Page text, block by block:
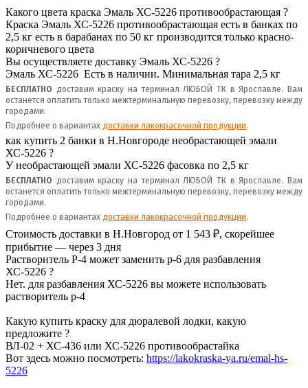
Какого цвета краска Эмаль ХС-5226 противообрастающая ?
Краска Эмаль ХС-5226 противообрастающая есть в банках по
2,5 кг есть в барабанах по 50 кг производится только красно-
коричневого цвета
Вы осуществляете доставку Эмаль ХС-5226 ?
Эмаль ХС-5226 Есть в наличии. Минимальная тара 2,5 кг
БЕСПЛАТНО доставим краску на терминал ЛЮБОЙ ТК в Ярославле. Вам
останется оплатить только межтерминальную перевозку, перевозку между
городами.
Подробнее о вариантах доставки лакокрасочной продукции.
как купить 2 банки в Н.Новгороде необрастающей эмали
ХС-5226 ?
У необрастающей эмали ХС-5226 фасовка по 2,5 кг
БЕСПЛАТНО доставим краску на терминал ЛЮБОЙ ТК в Ярославле. Вам
останется оплатить только межтерминальную перевозку, перевозку между
городами.
Подробнее о вариантах доставки лакокрасочной продукции.
Стоимость доставки в Н.Новгород от 1 543 ₽, скорейшее
прибытие — через 3 дня
Растворитель Р-4 может заменить р-6 для разбавления
ХС-5226 ?
Нет. для разбавления ХС-5226 вы можете использовать
растворитель р-4
Какую купить краску для дюралевой лодки, какую
предложите ?
ВЛ-02 + ХС-436 или ХС-5226 противообрастайка
Вот здесь можно посмотреть: https://lakokraska-ya.ru/emal-hs-
5226